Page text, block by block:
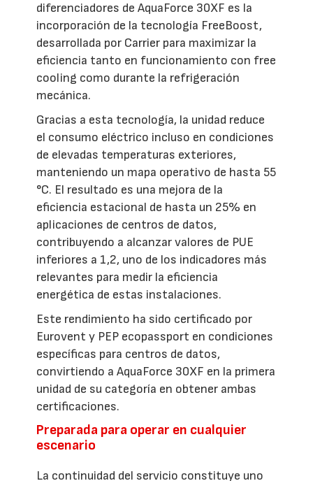
diferenciadores de AquaForce 30XF es la
incorporación de la tecnología FreeBoost,
desarrollada por Carrier para maximizar la
eficiencia tanto en funcionamiento con free
cooling como durante la refrigeración
mecánica.
Gracias a esta tecnología, la unidad reduce
el consumo eléctrico incluso en condiciones
de elevadas temperaturas exteriores,
manteniendo un mapa operativo de hasta 55
°C. El resultado es una mejora de la
eficiencia estacional de hasta un 25% en
aplicaciones de centros de datos,
contribuyendo a alcanzar valores de PUE
inferiores a 1,2, uno de los indicadores más
relevantes para medir la eficiencia
energética de estas instalaciones.
Este rendimiento ha sido certificado por
Eurovent y PEP ecopassport en condiciones
específicas para centros de datos,
convirtiendo a AquaForce 30XF en la primera
unidad de su categoría en obtener ambas
certificaciones.
Preparada para operar en cualquier
escenario
La continuidad del servicio constituye uno